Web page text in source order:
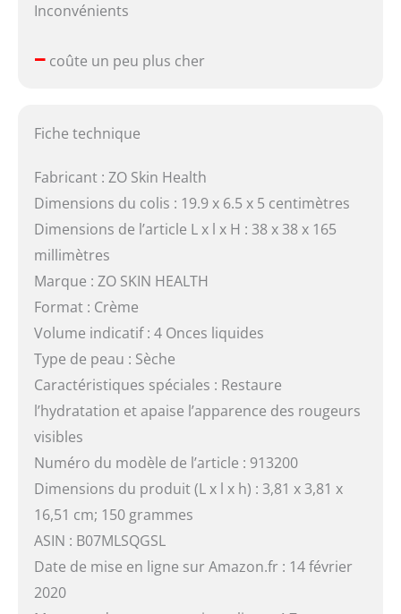
Inconvénients
–coûte un peu plus cher
Fiche technique
Fabricant : ZO Skin Health
Dimensions du colis : 19.9 x 6.5 x 5 centimètres
Dimensions de l’article L x l x H : 38 x 38 x 165
millimètres
Marque : ZO SKIN HEALTH
Format : Crème
Volume indicatif : 4 Onces liquides
Type de peau : Sèche
Caractéristiques spéciales : Restaure
l’hydratation et apaise l’apparence des rougeurs
visibles
Numéro du modèle de l’article : 913200
Dimensions du produit (L x l x h) : 3,81 x 3,81 x
16,51 cm; 150 grammes
ASIN : B07MLSQGSL
Date de mise en ligne sur Amazon.fr : 14 février
2020